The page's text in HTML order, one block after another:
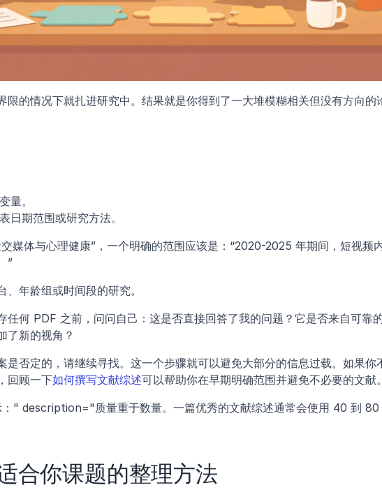
限的情况下就扎进研究中。结果就是你得到了一大堆模糊相关但没有方向的
量。
日期范围或研究方法。
媒体与心理健康”，一个明确的范围应该是：“2020-2025 年期间，短视频
”
年龄组或时间段的研究。
任何 PDF 之前，问问自己：这是否直接回答了我的问题？它是否来自可靠
了新的视角？
是否定的，请继续寻找。这一个步骤就可以避免大部分的信息过载。如果你
回顾一下如何撰写文献综述可以帮助你在早期明确范围并避免不必要的文献
" description="质量重于数量。一篇优秀的文献综述通常会使用 40 到 80
合你课题的整理方法